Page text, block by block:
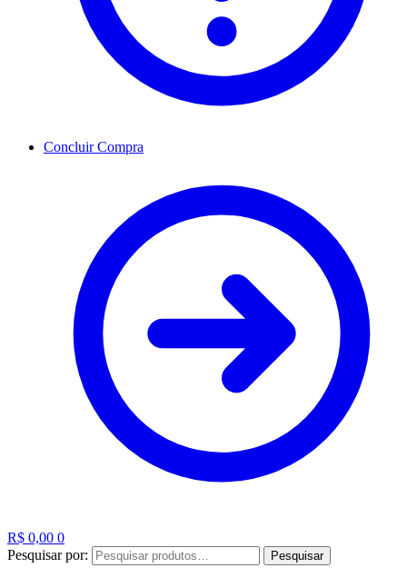
Concluir Compra
R$ 0,00 0
Pesquisar por:
Pesquisar